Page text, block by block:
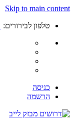
Skip to main content
טלפון לבירורים:
כניסה
הרשמה